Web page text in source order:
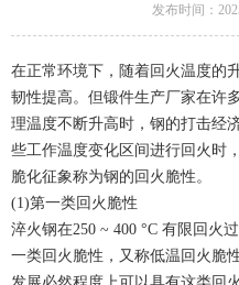
发布时间：
在正常环境下，随着回火温度的
韧性提高。但锻件生产厂家在许
理温度不断升高时，钢的打击经
些工作温度变化区间进行回火时
脆化征象称为钢的回火脆性。
(1)第一类回火脆性
淬火钢在250 ~ 400 °C 有限回火
一类回火脆性，又称低温回火脆